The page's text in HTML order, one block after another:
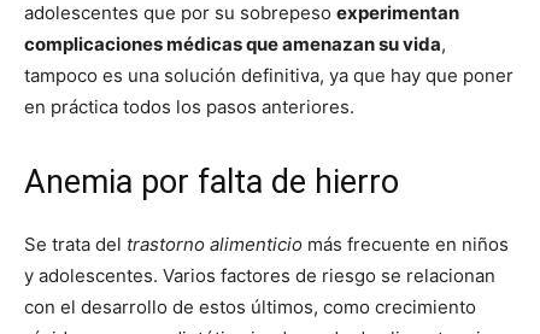
adolescentes que por su sobrepeso experimentan
complicaciones médicas que amenazan su vida,
tampoco es una solución definitiva, ya que hay que poner
en práctica todos los pasos anteriores.
Anemia por falta de hierro
Se trata del trastorno alimenticio más frecuente en niños
y adolescentes. Varios factores de riesgo se relacionan
con el desarrollo de estos últimos, como crecimiento